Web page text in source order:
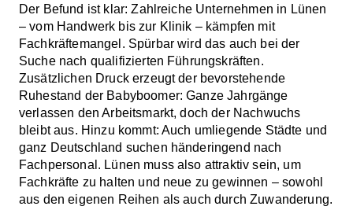
Der Befund ist klar: Zahlreiche Unternehmen in Lünen
– vom Handwerk bis zur Klinik – kämpfen mit
Fachkräftemangel. Spürbar wird das auch bei der
Suche nach qualifizierten Führungskräften.
Zusätzlichen Druck erzeugt der bevorstehende
Ruhestand der Babyboomer: Ganze Jahrgänge
verlassen den Arbeitsmarkt, doch der Nachwuchs
bleibt aus. Hinzu kommt: Auch umliegende Städte und
ganz Deutschland suchen händeringend nach
Fachpersonal. Lünen muss also attraktiv sein, um
Fachkräfte zu halten und neue zu gewinnen – sowohl
aus den eigenen Reihen als auch durch Zuwanderung.